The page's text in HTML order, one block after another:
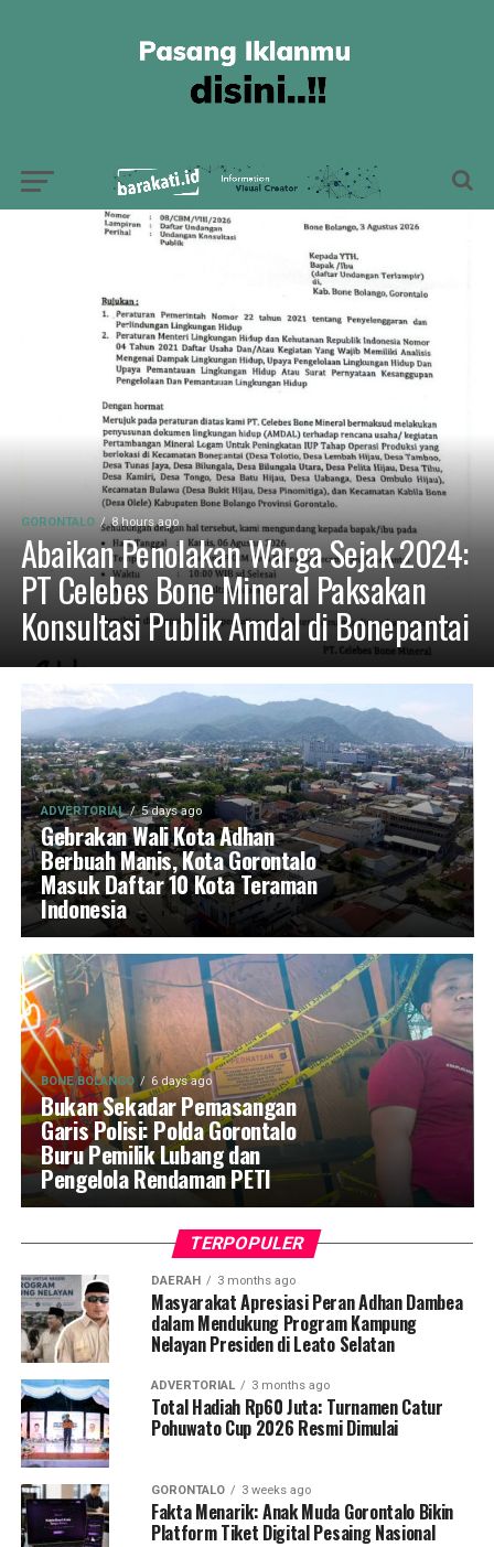
GORONTALO 8 hours ago
Abaikan Penolakan Warga Sejak 2024:
PT Celebes Bone Mineral Paksakan
Konsultasi Publik Amdal di Bonepantai
ADVERTORIAL 5 days ago
Gebrakan Wali Kota Adhan
Berbuah Manis, Kota Gorontalo
Masuk Daftar 10 Kota Teraman
Indonesia
BONE BOLANGO 6 days ago
Bukan Sekadar Pemasangan
Garis Polisi: Polda Gorontalo
Buru Pemilik Lubang dan
Pengelola Rendaman PETI
TERPOPULER
DAERAH 3 months ago
Masyarakat Apresiasi Peran Adhan Dambea
dalam Mendukung Program Kampung
Nelayan Presiden di Leato Selatan
ADVERTORIAL 3 months ago
Total Hadiah Rp60 Juta: Turnamen Catur
Pohuwato Cup 2026 Resmi Dimulai
GORONTALO 3 weeks ago
Fakta Menarik: Anak Muda Gorontalo Bikin
Platform Tiket Digital Pesaing Nasional